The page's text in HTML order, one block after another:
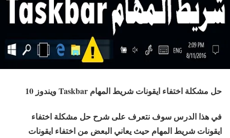
حل مشكلة اختفاء ايقونات شريط المهام Taskbar ويندوز 10
في هذا الدرس سوف نتعرف على شرح حل مشكلة اختفاء
ايقونات شريط المهام حيث يعاني البعض من اختفاء ايقونات